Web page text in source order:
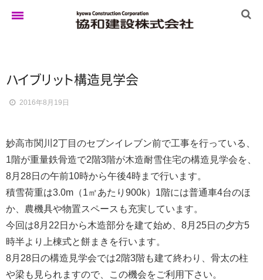
実例集
ブログ
イベント
ハイブリ ット構造見学会
2016年8月19日
妙高市関川2丁目のセブンイレブン前で工事を行っている、
1階が重量鉄骨造で2階3階が木造耐雪住宅の構造見学会を、
8月28日の午前10時から午後4時まで行います。
積雪荷重は3.0m（1㎡あたり900k）1階には普通車4台のほ
か、農機具や物置スペースも充実しています。
今回は8月22日から木造部分を建て始め、8月25日の夕方5
時半より上棟式と餅まきを行います。
8月28日の構造見学会では2階3階も建て終わり、骨太の柱
や梁も見られますので、この機会をご利用下さい。